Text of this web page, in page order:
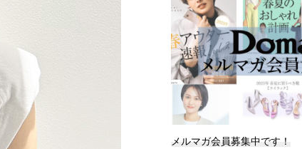
メルマガ会員募集中です！